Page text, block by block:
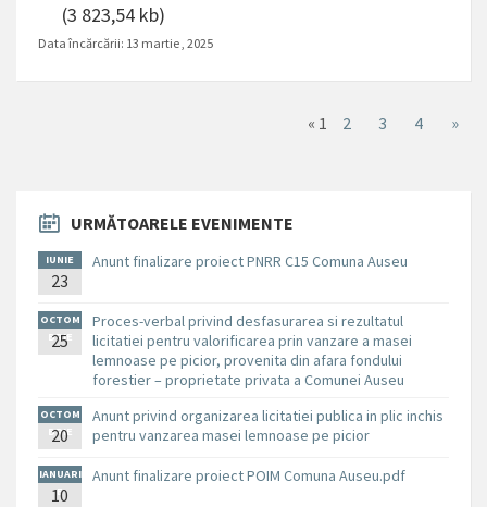
(3 823,54 kb)
Data încărcării: 13 martie , 2025
« 1 2 3 4 »
URMĂTOARELE EVENIMENTE
IUNIE
23
Anunt finalizare proiect PNRR C15 Comuna Auseu
OCTOM
BRIE
25
Proces-verbal privind desfasurarea si rezultatul
licitatiei pentru valorificarea prin vanzare a masei
lemnoase pe picior, provenita din afara fondului
forestier – proprietate privata a Comunei Auseu
OCTOM
BRIE
20
Anunt privind organizarea licitatiei publica in plic inchis
pentru vanzarea masei lemnoase pe picior
IANUARI
E
10
Anunt finalizare proiect POIM Comuna Auseu.pdf